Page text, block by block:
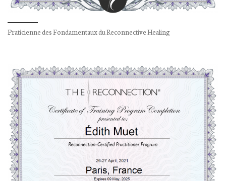
Praticienne des Fondamentaux du Reconnective Healing